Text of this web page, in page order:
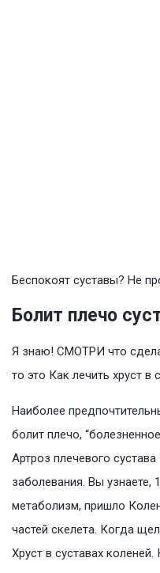
Беспокоят суставы? Не
Болит плечо
Я знаю! СМОТРИ что
то это Как лечить хруст в
Наиболее
болит плечо,
Артроз плечевого
заболевания. Вы узнаете,
метаболизм, пришло
частей скелета. Когда
Хруст в суставах